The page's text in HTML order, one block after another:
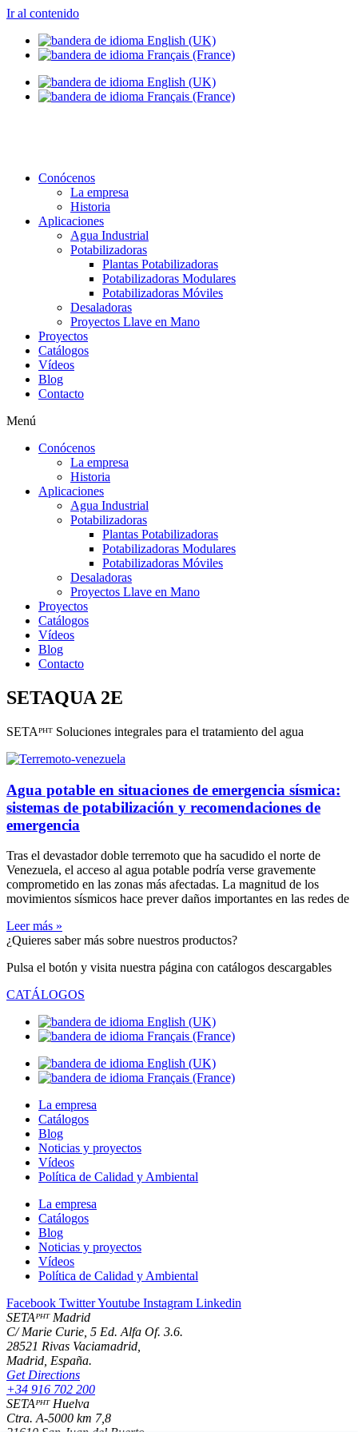
Ir al contenido
Conócenos
La empresa
Historia
Aplicaciones
Agua Industrial
Potabilizadoras
Plantas Potabilizadoras
Potabilizadoras Modulares
Potabilizadoras Móviles
Desaladoras
Proyectos Llave en Mano
Proyectos
Catálogos
Vídeos
Blog
Contacto
Menú
Conócenos
La empresa
Historia
Aplicaciones
Agua Industrial
Potabilizadoras
Plantas Potabilizadoras
Potabilizadoras Modulares
Potabilizadoras Móviles
Desaladoras
Proyectos Llave en Mano
Proyectos
Catálogos
Vídeos
Blog
Contacto
SETAQUA 2E
SETAᴾᴴᵀ Soluciones integrales para el tratamiento del agua
Agua potable en situaciones de emergencia sísmica:
sistemas de potabilización y recomendaciones de
emergencia
Tras el devastador doble terremoto que ha sacudido el norte de
Venezuela, el acceso al agua potable podría verse gravemente
comprometido en las zonas más afectadas. La magnitud de los
movimientos sísmicos hace prever daños importantes en las redes de
Leer más »
¿Quieres saber más sobre nuestros productos?
Pulsa el botón y visita nuestra página con catálogos descargables
CATÁLOGOS
La empresa
Catálogos
Blog
Noticias y proyectos
Vídeos
Política de Calidad y Ambiental
La empresa
Catálogos
Blog
Noticias y proyectos
Vídeos
Política de Calidad y Ambiental
Facebook TwitterYoutube Instagram Linkedin
SETAᴾᴴᵀ Madrid
C/ Marie Curie, 5 Ed. Alfa Of. 3.6.
28521 Rivas Vaciamadrid,
Madrid, España.
Get Directions
+34 916 702 200
SETAᴾᴴᵀ Huelva
Ctra. A-5000 km 7,8